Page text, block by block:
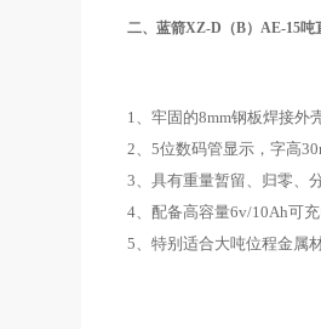
二、蓝箭XZ-D（B）AE-15吨
1、牢固的8mm钢板焊接外
2、5位数码管显示，字高
3、具有重量暂留、归零、
4、配备高容量6v/10Ah可
5、特别适合大吨位程金属